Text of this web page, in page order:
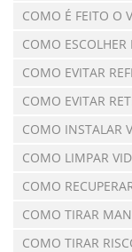
COMO É FEITO O
COMO ESCOLHER
COMO EVITAR
COMO EVITAR
COMO INSTALAR
COMO LIMPAR
COMO
COMO TIRAR
COMO TIRAR